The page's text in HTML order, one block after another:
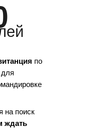
на поиск
ждать
по